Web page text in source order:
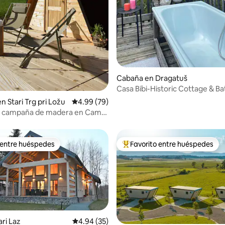
5 de 5, 3 reseñas
Stari Trg pri Ložu Calificación promedio: 4.99 de 5, 79 reseñas
4.99 (79)
de madera en Camp
Cabaña en Dragatuš
Casa Bibi-Historic Cottage &
huéspedes
huéspedes
Laz Calificación promedio: 4.94 de 5, 35 reseñas
4.94 (35)
Favorito entre huéspedes
Favorito entre huéspedes